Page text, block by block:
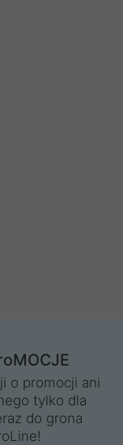
o promocji ani
tylko dla
do grona